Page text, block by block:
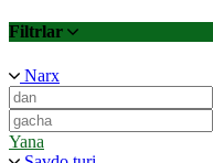
Filtrlar
Narx
Yana